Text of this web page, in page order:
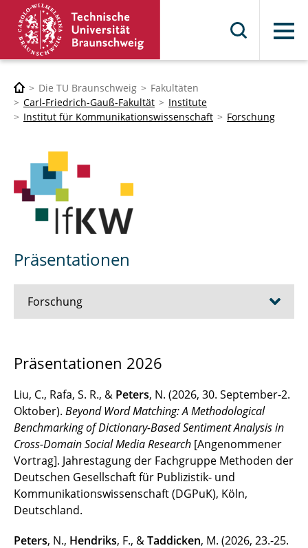
Menü
Die TU Braunschweig
Fakultäten
Carl-Friedrich-Gauß-Fakultät
Institute
Institut für Kommunikationswissenschaft
Forschung
Präsentationen
Forschung
Präsentationen
Promotionen
Präsentationen 2026
Liu, C., Rafa, S. R., & Peters, N. (2026, 30. September-2.
Oktober). Beyond Word Matching: A Methodological
Benchmarking of Dictionary-Based Sentiment Analysis in
Cross-Domain Social Media Research [Angenommener
Vortrag]. Jahrestagung der Fachgruppe Methoden der
Deutschen Gesellschaft für Publizistik- und
Kommunikationswissenschaft (DGPuK), Köln,
Deutschland.
Peters, N., Hendriks, F., &Taddicken, M. (2026, 23.-25.